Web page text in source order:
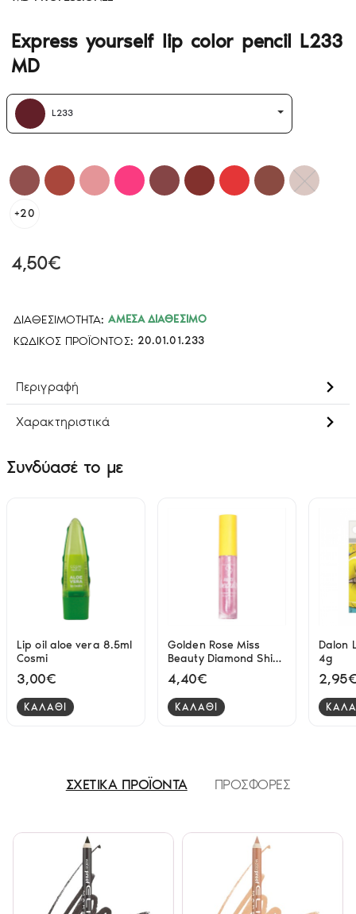
Express yourself lip color pencil L233
MD
ΔΙΑΘΕΣΙΜΌΤΗΤΑ: ΆΜΕΣΑ ΔΙΑΘΈΣΙΜΟ
ΚΩΔΙΚΌΣ ΠΡΟΪΌΝΤΟΣ: 20.01.01.233
4,50€
L233
+20
Περιγραφή
Χαρακτηριστικά
Συνδύασέ το με
Lip oil aloe vera 8.5ml
Cosmi
3,00€
ΚΑΛΑΘΙ
Golden Rose Miss
Beauty Diamond Shine
3D lipgloss 01 Pink Trip
4.5ml
4,40€
ΚΑΛΑΘΙ
Dalon
4g
ΣΧΕΤΙΚΑ ΠΡΟΪΟΝΤΑ ΠΡΟΣΦΟΡΕΣ